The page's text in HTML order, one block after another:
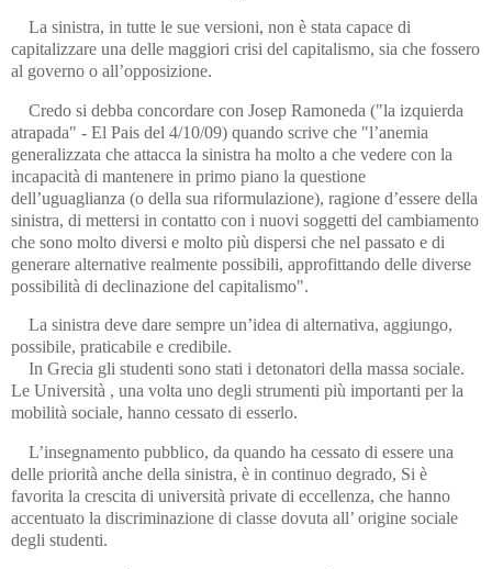
La sinistra, in tutte le sue versioni, non è stata capace di
capitalizzare una delle maggiori crisi del capitalismo, sia che fossero
al governo o all’opposizione.
Credo si debba concordare con Josep Ramoneda ("la izquierda
atrapada" - El Pais del 4/10/09) quando scrive che "l’anemia
generalizzata che attacca la sinistra ha molto a che vedere con la
incapacità di mantenere in primo piano la questione
dell’uguaglianza (o della sua riformulazione), ragione d’essere della
sinistra, di mettersi in contatto con i nuovi soggetti del cambiamento
che sono molto diversi e molto più dispersi che nel passato e di
generare alternative realmente possibili, approfittando delle diverse
possibilità di declinazione del capitalismo".
La sinistra deve dare sempre un’idea di alternativa, aggiungo,
possibile, praticabile e credibile.
In Grecia gli studenti sono stati i detonatori della massa sociale.
Le Università , una volta uno degli strumenti più importanti per la
mobilità sociale, hanno cessato di esserlo.
L’insegnamento pubblico, da quando ha cessato di essere una
delle priorità anche della sinistra, è in continuo degrado, Si è
favorita la crescita di università private di eccellenza, che hanno
accentuato la discriminazione di classe dovuta all’ origine sociale
degli studenti.